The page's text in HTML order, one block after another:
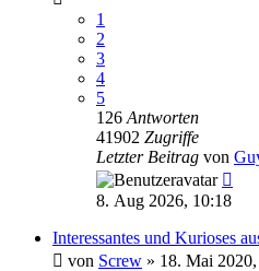
1
2
3
4
5
126 Antworten
41902 Zugriffe
Letzter Beitrag von
8. Aug 2026, 10:18
Interessantes und Kurioses
von Screw » 18. Mai 2020,